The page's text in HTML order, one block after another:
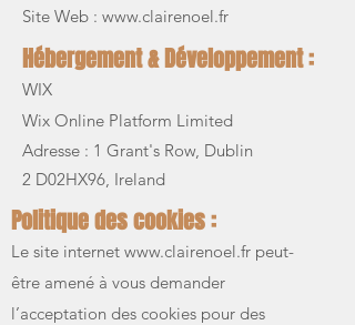
Site Web : www.clairenoel.fr
Hébergement & Développement :
WIX
Wix Online Platform Limited
Adresse : 1 Grant's Row, Dublin
2 D02HX96, Ireland
Politique des cookies :
Le site internet www.clairenoel.fr peut-
être amené à vous demander
l’acceptation des cookies pour des